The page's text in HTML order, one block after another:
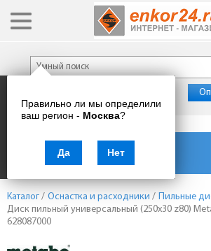
Правильно ли мы определили
ваш регион - Москва?
Да Нет
Каталог товаров
Каталог / Оснастка и расходники / Пильные
Диск пильный универсальный (250x30 z80)
628087000